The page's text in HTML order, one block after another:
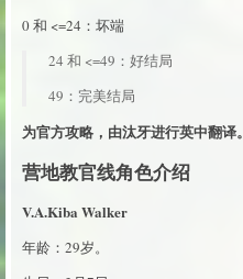
0 和 <=24：坏端
24 和 <=49：好结局
49：完美结局
为官方攻略，由汰牙进行英中翻译。
营地教官线角色介绍
V.A.Kiba Walker
年龄：29岁。